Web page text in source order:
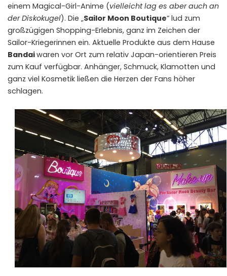
einem Magical-Girl-Anime (vielleicht lag es aber auch an
der Diskokugel). Die „Sailor Moon Boutique“ lud zum
großzügigen Shopping-Erlebnis, ganz im Zeichen der
Sailor-Kriegerinnen ein. Aktuelle Produkte aus dem Hause
Bandaiwaren vor Ort zum relativ Japan-orientieren Preis
zum Kauf verfügbar. Anhänger, Schmuck, Klamotten und
ganz viel Kosmetik ließen die Herzen der Fans höher
schlagen.